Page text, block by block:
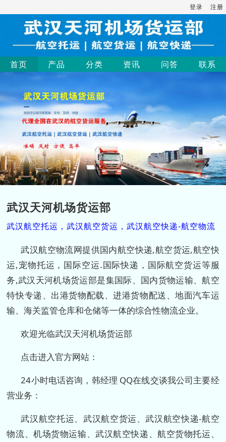
登录 注册
首页 产品 分类 资讯 问答 联系
武汉天河机场货运部
武汉航空托运，武汉航空货运，武汉航空快递-航空物流
武汉航空物流网提供国内航空快递,航空货运,航空快
运,宠物托运，国际空运.国际快递，国际航空货运等服
务,武汉天河机场货运部是集国际、国内货物运输、航空
特快专递、出港货物配载、进港货物配送、地面汽车运
输、海关监管仓库和仓储等一体的综合性物流企业。
欢迎光临武汉天河机场货运部
点击进入官方网站：
24小时电话咨询，韩经理 QQ在线交谈我公司主要经
营业务：
武汉航空托运、武汉航空货运、武汉航空快递-航空
物流、机场货物运输、武汉航空快递、航空货物托运、